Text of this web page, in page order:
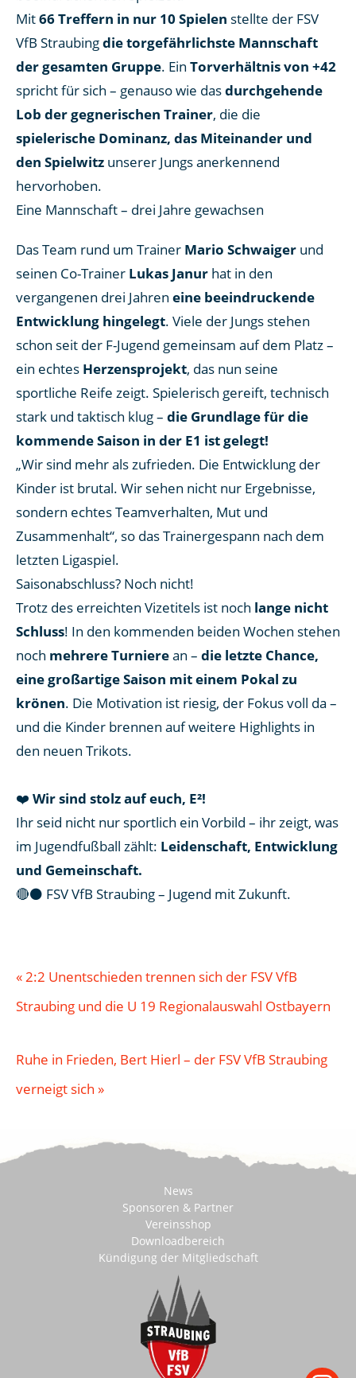
Mit66 Treffern in nur 10 Spielen stellte der FSV
VfB Straubingdie torgefährlichste Mannschaft
der gesamten Gruppe. Ein Torverhältnis von +42
spricht für sich – genauso wie dasdurchgehende
Lob der gegnerischen Trainer, die die
spielerische Dominanz, das Miteinander und
den Spielwitz unserer Jungs anerkennend
hervorhoben.
Eine Mannschaft – drei Jahre gewachsen
Das Team rund um Trainer Mario Schwaiger und
seinen Co-Trainer Lukas Janur hat in den
vergangenen drei Jahren eine beeindruckende
Entwicklung hingelegt. Viele der Jungs stehen
schon seit der F-Jugend gemeinsam auf dem Platz –
ein echtes Herzensprojekt, das nun seine
sportliche Reife zeigt. Spielerisch gereift, technisch
stark und taktisch klug – die Grundlage für die
kommende Saison in der E1 ist gelegt!
„Wir sind mehr als zufrieden. Die Entwicklung der
Kinder ist brutal. Wir sehen nicht nur Ergebnisse,
sondern echtes Teamverhalten, Mut und
Zusammenhalt“, so das Trainergespann nach dem
letzten Ligaspiel.
Saisonabschluss? Noch nicht!
Trotz des erreichten Vizetitels ist noch lange nicht
Schluss! In den kommenden beiden Wochen stehen
noch mehrere Turnierean – die letzte Chance,
eine großartige Saison mit einem Pokal zu
krönen. Die Motivation ist riesig, der Fokus voll da –
und die Kinder brennen auf weitere Highlights in
den neuen Trikots.
❤️ Wir sind stolz auf euch, E²!
Ihr seid nicht nur sportlich ein Vorbild – ihr zeigt, was
im Jugendfußball zählt: Leidenschaft, Entwicklung
und Gemeinschaft.
🔴⚫ FSV VfB Straubing – Jugend mit Zukunft.
«2:2 Unentschieden trennen sich der FSV VfB
Straubing und die U 19 Regionalauswahl Ostbayern
Ruhe in Frieden, Bert Hierl – der FSV VfB Straubing
verneigt sich »
News
Sponsoren & Partner
Vereinsshop
Downloadbereich
Kündigung der Mitgliedschaft